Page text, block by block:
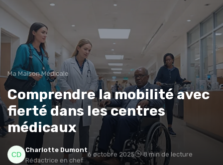
Ma Maison Médicale
Comprendre la mobilité avec
fierté dans les centres
médicaux
Charlotte Dumont
Rédactrice en chef
6 octobre 2025 8 min de lecture
d'équipements, les évolutions des aides
deux fois par semaine.
Comparatifs Aides & droits
Bons plans Conseils
→ Je rejoins le club